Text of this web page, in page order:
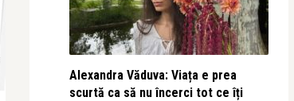
Alexandra Văduva: Viața e prea
scurtă ca să nu încerci tot ce îți